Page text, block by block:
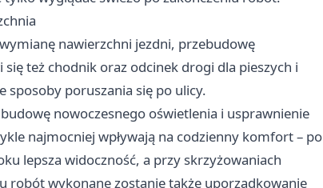
nawierzchni jezdni, przebudowę
też chodnik oraz odcinek drogi dla pieszych i
poruszania się po ulicy.
nowoczesnego oświetlenia i usprawnienie
najmocniej wpływają na codzienny komfort – po
lepsza widoczność, a przy skrzyżowaniach
robót wykonane zostanie także uporządkowanie